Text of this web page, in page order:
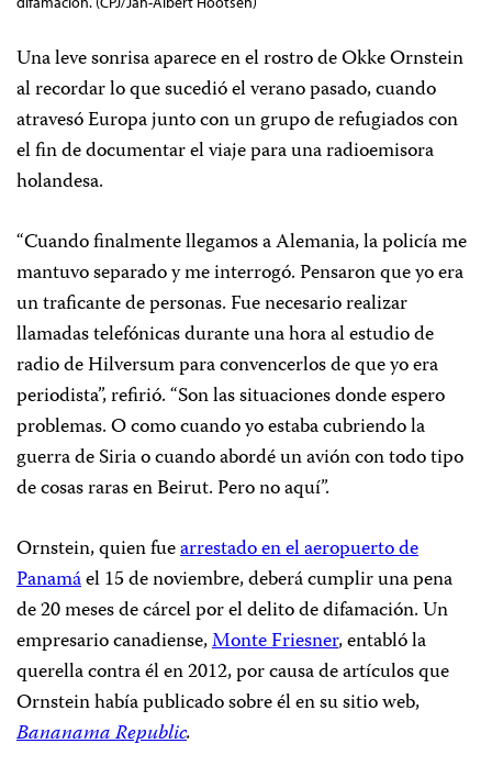
Una leve sonrisa aparece en el rostro de Okke Ornstein
al recordar lo que sucedió el verano pasado, cuando
atravesó Europa junto con un grupo de refugiados con
el fin de documentar el viaje para una radioemisora
holandesa.
“Cuando finalmente llegamos a Alemania, la policía me
mantuvo separado y me interrogó. Pensaron que yo era
un traficante de personas. Fue necesario realizar
llamadas telefónicas durante una hora al estudio de
radio de Hilversum para convencerlos de que yo era
periodista”, refirió. “Son las situaciones donde espero
problemas. O como cuando yo estaba cubriendo la
guerra de Siria o cuando abordé un avión con todo tipo
de cosas raras en Beirut. Pero no aquí”.
Ornstein, quien fuearrestado en el aeropuerto de
Panamáel 15 de noviembre, deberá cumplir una pena
de 20 meses de cárcel por el delito de difamación. Un
empresario canadiense,Monte Friesner, entabló la
querella contra él en 2012, por causa de artículos que
Ornstein había publicado sobre él en su sitio web,
Bananama Republic.